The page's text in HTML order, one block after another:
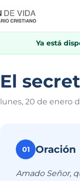
Ya está
El
lunes, 20 de enero
01 Oración
Amado Señor,